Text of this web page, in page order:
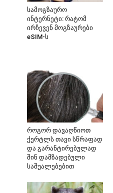
სამოგზაურო
ინტერნეტი: რატომ
ირჩევენ მოგზაურები
eSIM-ს
როგორ დავაღწიოთ
ქერტლს თავი სწრაფად
და გარანტირებულად
შინ დამზადებული
საშუალებებით